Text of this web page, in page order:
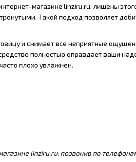
магазине linziru.ru, лишены
Такой подход позволяет
и снимает все неприятные
полностью оправдает ваши
плохо увлажнен.
linziru.ru: позвонив по